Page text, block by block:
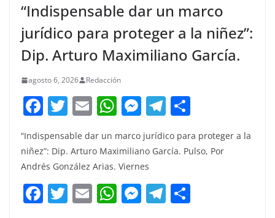
“Indispensable dar un marco
jurídico para proteger a la niñez”:
Dip. Arturo Maximiliano García.
agosto 6, 2026 Redacción
F
c
e
b
o
T
w
itt
er
E
ai
l
W
at
s
A
p
M
e
ss
e
n
g
T
e
a
m
m
“Indispensable dar un marco jurídico para proteger a la
niñez”: Dip. Arturo Maximiliano García. Pulso, Por
Andrés González Arias. Viernes
F T E W M T